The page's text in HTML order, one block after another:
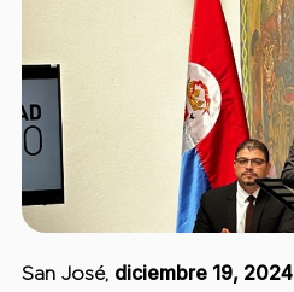
San José, diciembre 19, 2024